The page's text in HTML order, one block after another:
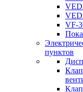
VF-
пунктов